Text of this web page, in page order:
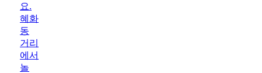
요.
혜화
동
거리
에서
놀